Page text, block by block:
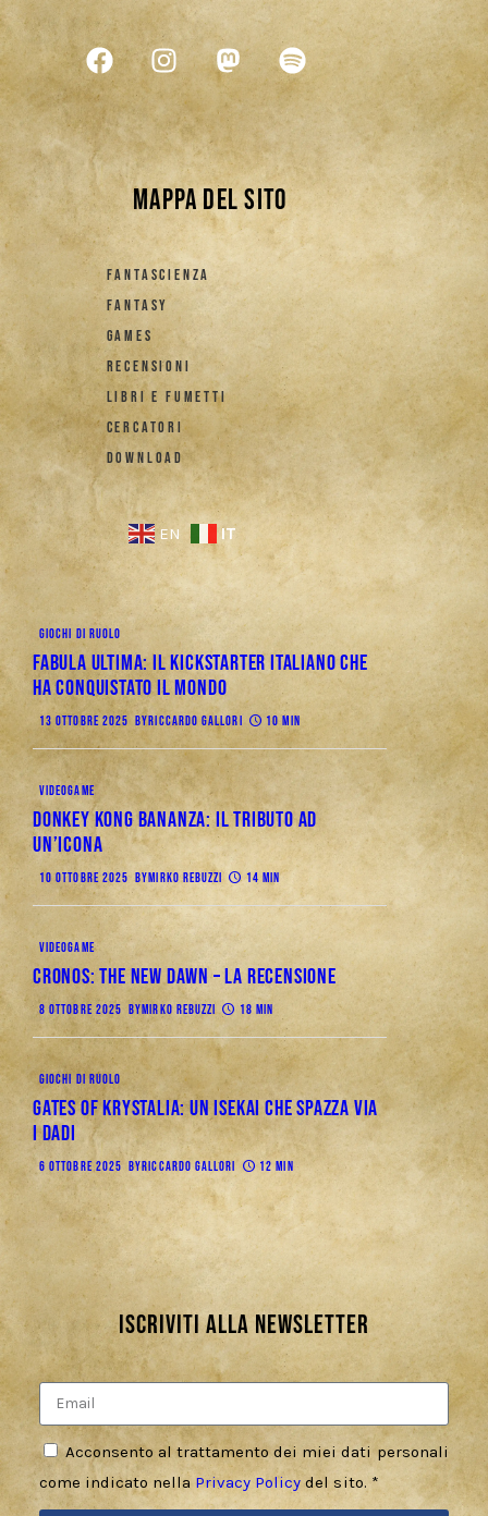
Mappa del sito
FANTASCIENZA
FANTASY
GAMES
RECENSIONI
LIBRI E FUMETTI
CERCATORI
DOWNLOAD
EN IT
GIOCHI DI RUOLO
Fabula Ultima: il Kickstarter italiano che
ha conquistato il mondo
13 OTTOBRE 2025 BYRICCARDO GALLORI 10 MIN
VIDEOGAME
Donkey Kong Bananza: Il Tributo ad
un’Icona
10 OTTOBRE 2025 BYMIRKO REBUZZI 14 MIN
VIDEOGAME
CRONOS: THE NEW DAWN – La Recensione
8 OTTOBRE 2025 BYMIRKO REBUZZI 18 MIN
GIOCHI DI RUOLO
Gates of Krystalia: Un Isekai che spazza via
i dadi
6 OTTOBRE 2025 BYRICCARDO GALLORI 12 MIN
Iscriviti alla newsletter
Acconsento al trattamento dei miei dati personali
come indicato nella Privacy Policy del sito. *